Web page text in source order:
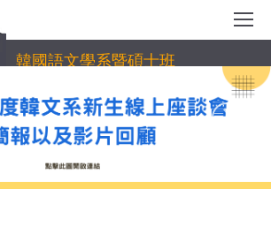
韓國語文學系暨碩士班